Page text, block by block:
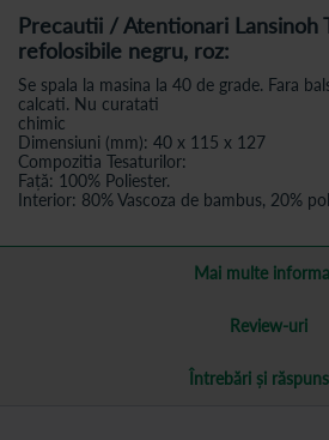
Precautii / Atentionari Lansinoh
refolosibile negru, roz:
Se spala la masina la 40 de grade. Fara
calcati. Nu curatati
chimic
Dimensiuni (mm): 40 x 115 x 127
Compozitia Tesaturilor:
Față: 100% Poliester.
Interior: 80% Vascoza de bambus, 20%
Mai multe
Review-uri
Întrebări și